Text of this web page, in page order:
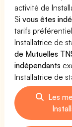
activité de
Sivous êtes
tarifs
Installatrice de
de Mutuelles
indépendants
Installatrice de
Les